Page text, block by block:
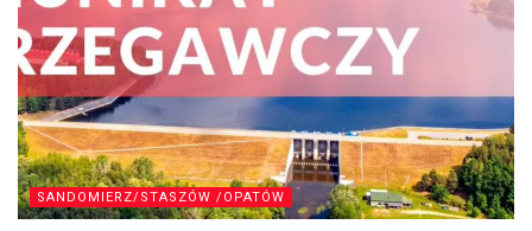
SANDOMIERZ/STASZÓW /OPATÓW